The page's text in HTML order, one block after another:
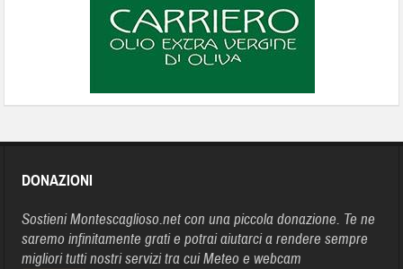
DONAZIONI
Sostieni Montescaglioso.net con una piccola donazione. Te ne
saremo infinitamente grati e potrai aiutarci a rendere sempre
migliori tutti nostri servizi tra cui Meteo e webcam